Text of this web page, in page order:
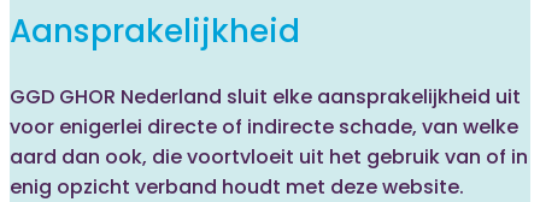
Aansprakelijkheid
GGD GHOR Nederland sluit elke aansprakelijkheid uit
voor enigerlei directe of indirecte schade, van welke
aard dan ook, die voortvloeit uit het gebruik van of in
enig opzicht verband houdt met deze website.